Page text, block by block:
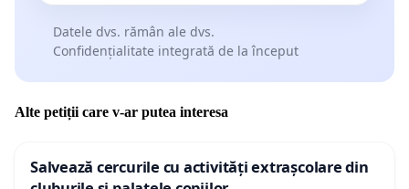
Datele dvs. rămân ale dvs.
Confidențialitate integrată de la început
Alte petiții care v-ar putea interesa
Salvează cercurile cu activități extrașcolare din